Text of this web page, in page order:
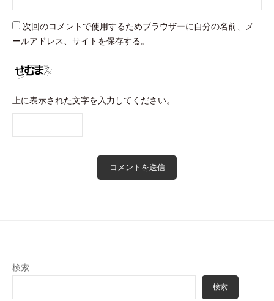
次回のコメントで使用するためブラウザーに自分の名前、メ
ールアドレス、サイトを保存する。
上に表示された文字を入力してください。
検索
検索